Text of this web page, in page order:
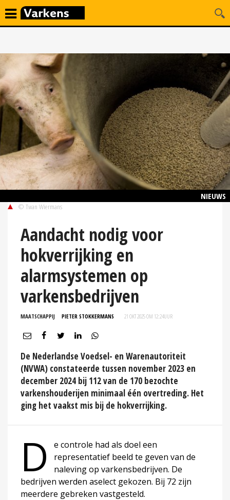
NIEUWS
© Twan Wiermans
Aandacht nodig voor
hokverrijking en
alarmsystemen op
varkensbedrijven
MAATSCHAPPIJ PIETER STOKKERMANS 21 OKT 2025 OM 12:24UUR
De Nederlandse Voedsel- en Warenautoriteit
(NVWA) constateerde tussen november 2023 en
december 2024 bij 112 van de 170 bezochte
varkenshouderijen minimaal één overtreding. Het
ging het vaakst mis bij de hokverrijking.
D
e controle had als doel een
representatief beeld te geven van de
naleving op varkensbedrijven. De
bedrijven werden aselect gekozen. Bij 72 zijn
meerdere gebreken vastgesteld.